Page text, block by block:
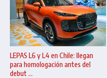
LEPAS L6 y L4 en Chile: llegan
para homologación antes del
debut ...